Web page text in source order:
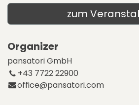
zum
Organizer
pansatori GmbH
+43 7722 22900
office@pansatori.com